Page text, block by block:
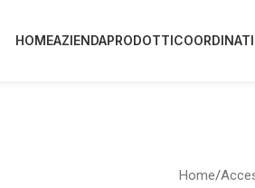
HOMEAZIENDAPRODOTTICOORDINATI
Home/